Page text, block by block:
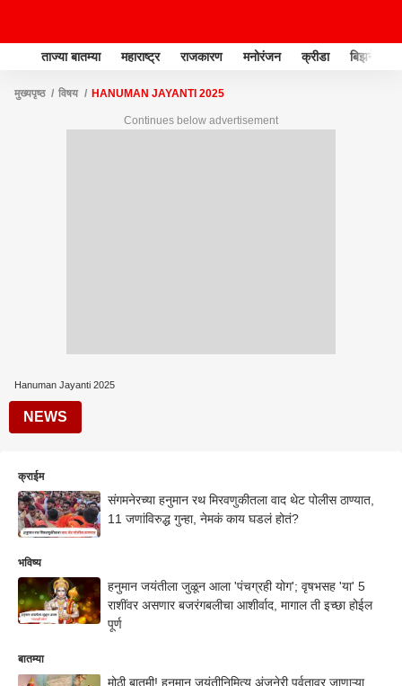
ताज्या बातम्या महाराष्ट्र राजकारण मनोरंजन क्रीडा बिझनेस
मुख्यपृष्ठ विषय HANUMAN JAYANTI 2025
Continues below advertisement
Hanuman Jayanti 2025
NEWS
क्राईम
संगमनेरच्या हनुमान रथ मिरवणुकीतला वाद थेट पोलीस ठाण्यात,
11 जणांविरुद्ध गुन्हा, नेमकं काय घडलं होतं?
भविष्य
हनुमान जयंतीला जुळून आला 'पंचग्रही योग'; वृषभसह 'या' 5
राशींवर असणार बजरंगबलीचा आशीर्वाद, मागाल ती इच्छा होईल
पूर्ण
बातम्या
मोठी बातमी! हनुमान जयंतीनिमित्य अंजनेरी पर्वतावर जाणाऱ्या